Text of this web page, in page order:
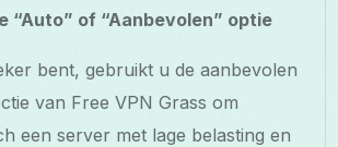
“Auto” of “Aanbevolen” optie
bent, gebruikt u de aanbevolen
van Free VPN Grass om
een server met lage belasting en